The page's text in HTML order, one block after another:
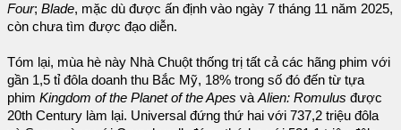
Four; Blade, mặc dù được ấn định vào ngày 7 tháng 11 năm 2025,
còn chưa tìm được đạo diễn.
Tóm lại, mùa hè này Nhà Chuột thống trị tất cả các hãng phim với
gần 1,5 tỉ đôla doanh thu Bắc Mỹ, 18% trong số đó đến từ tựa
phim Kingdom of the Planet of the Apes vàAlien: Romulus được
20th Century làm lại. Universal đứng thứ hai với 737,2 triệu đôla